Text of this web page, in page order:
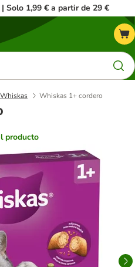
Solo 1,99 € a partir de 29 €
Whiskas Whiskas 1+ cordero
producto